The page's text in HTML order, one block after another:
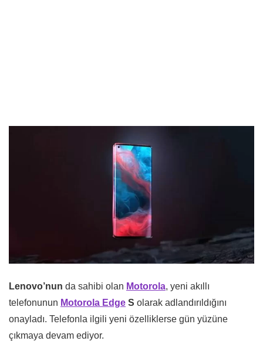
Lenovo’nun da sahibi olan Motorola, yeni akıllı
telefonunun Motorola Edge S olarak adlandırıldığını
onayladı. Telefonla ilgili yeni özelliklerse gün yüzüne
çıkmaya devam ediyor.